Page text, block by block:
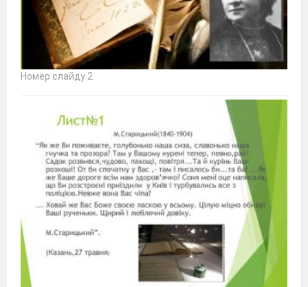
Номер слайду 2